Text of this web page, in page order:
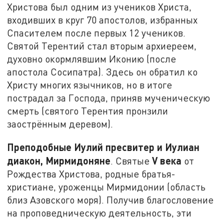
Христова был одним из учеников Христа,
входивших в круг 70 апостолов, избранных
Спасителем после первых 12 учеников.
Святой Терентий стал вторым архиереем,
духовно окормлявшим Иконию (после
апостола Сосипатра). Здесь он обратил ко
Христу многих язычников, но в итоге
пострадал за Господа, приняв мученическую
смерть (святого Терентия пронзили
заострённым деревом).
Преподобные Иулий пресвитер и Иулиан
диакон, Мирмидоняне. СвятыеVвека от
Рождества Христова, родные братья-
христиане, уроженцы Мирмидонии (область
близ Азовского моря). Получив благословение
на проповедническую деятельность, эти